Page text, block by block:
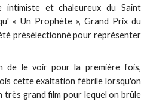
intimiste et chaleureux du Saint
« Un Prophète », Grand Prix du
présélectionné pour représenter
de le voir pour la première fois,
cette exaltation fébrile lorsqu'on
très grand film pour lequel on brûle